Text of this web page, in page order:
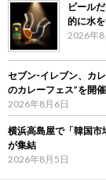
ビール
的に水
2026年8
セブン‐イレブン、カ
のカレーフェス”を開
2026年8月6日
横浜高島屋で「韓国
が集結
2026年8月5日